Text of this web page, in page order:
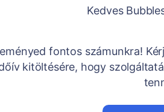
Kedves
fontos számunkra!
kitöltésére, hogy